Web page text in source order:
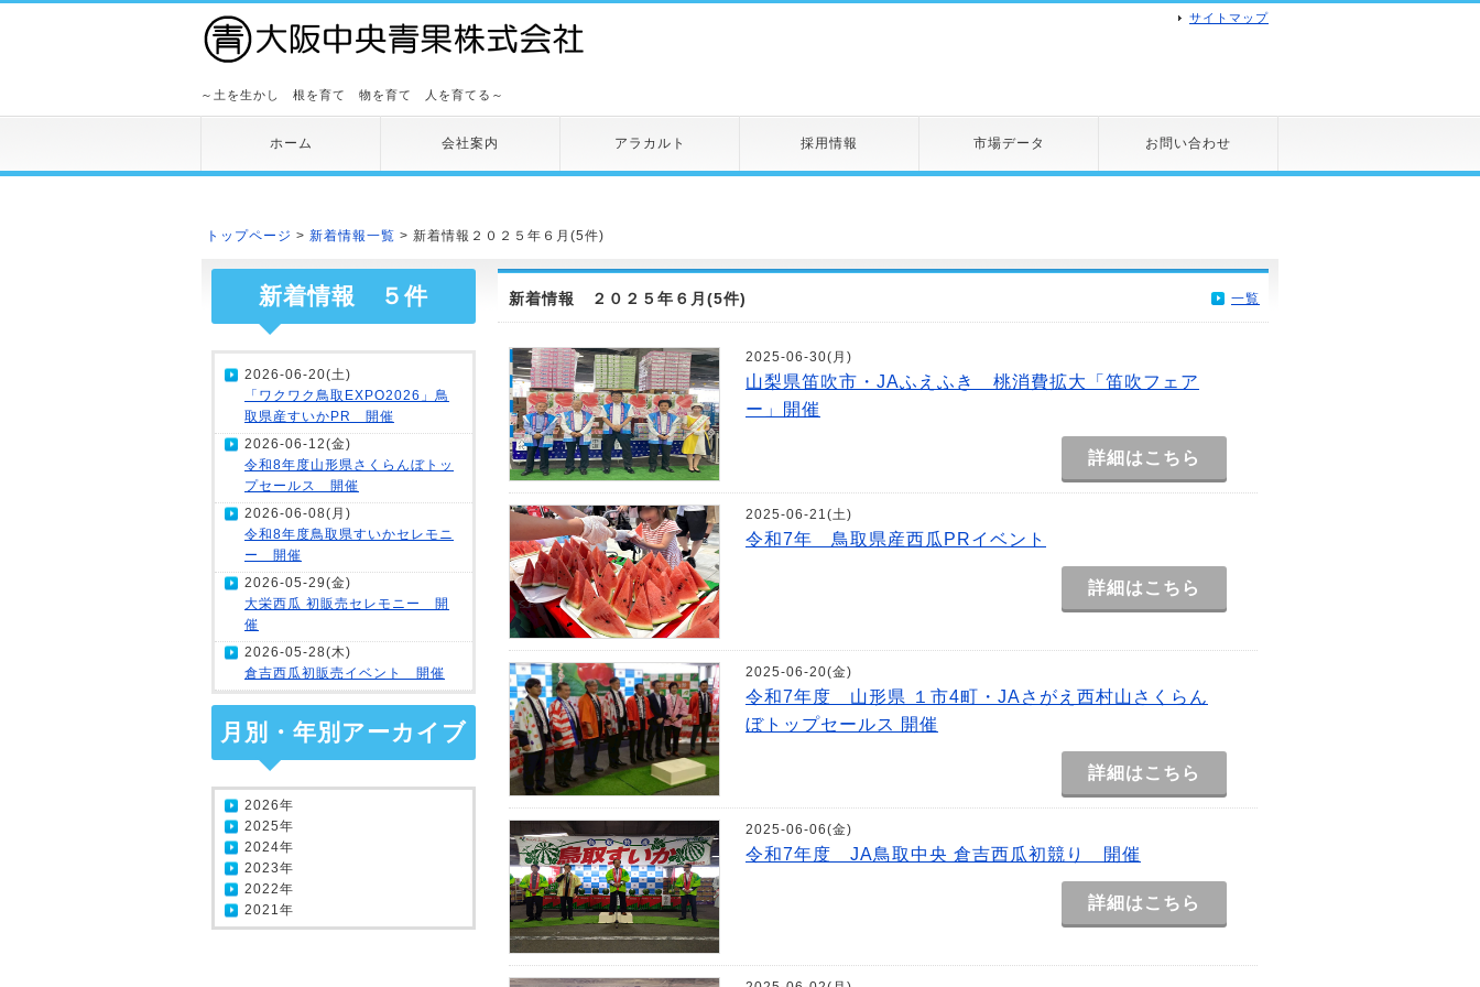
サイトマップ
～土を生かし 根を育て 物を育て 人を育てる～
ホーム 会社案内 アラカルト 採用情報 市場データ お問い合わせ
トップページ > 新着情報一覧 > 新着情報２０２５年６月(5件)
新着情報 ２０２５年６月(5件) 一覧
2025-06-30(月)
山梨県笛吹市・JAふえふき 桃消費拡大「笛吹フェア
ー」開催
詳細はこちら
2025-06-21(土)
令和7年 鳥取県産西瓜PRイベント
詳細はこちら
2025-06-20(金)
令和7年度 山形県 １市4町・JAさがえ西村山さくらん
ぼトップセールス 開催
詳細はこちら
2025-06-06(金)
令和7年度 JA鳥取中央 倉吉西瓜初競り 開催
詳細はこちら
新着情報 ５件
2026-06-20(土)
「ワクワク鳥取EXPO2026」鳥
取県産すいかPR 開催
2026-06-12(金)
令和8年度山形県さくらんぼトッ
プセールス 開催
2026-06-08(月)
令和8年度鳥取県すいかセレモニ
ー 開催
2026-05-29(金)
大栄西瓜 初販売セレモニー 開
催
2026-05-28(木)
倉吉西瓜初販売イベント 開催
月別・年別アーカイブ
2026年
2025年
2024年
2023年
2022年
2021年